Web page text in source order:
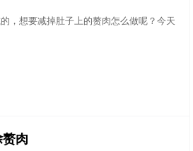
，想要减掉肚子上的赘肉怎么做呢？今天
肉